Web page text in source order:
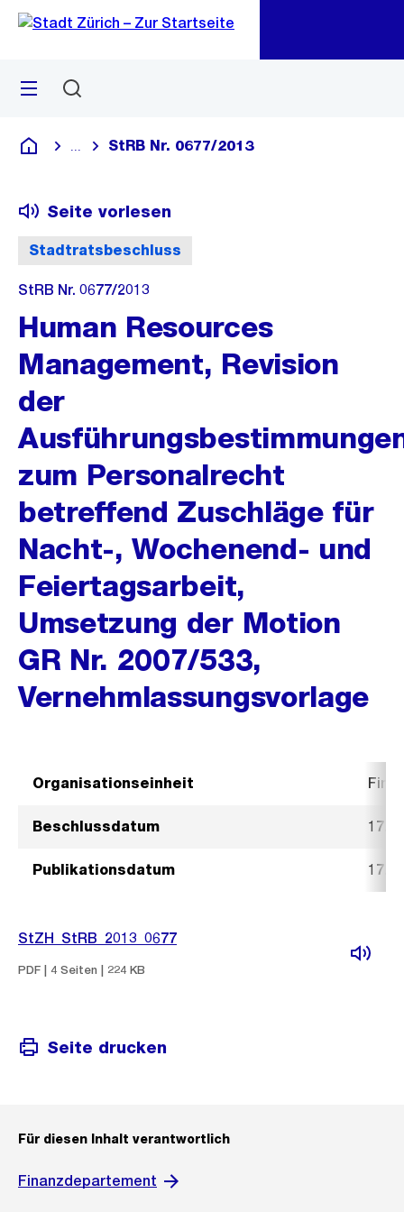
Navigation
Sprunglink
Menü
Deutsch
Blende alle Breadcrumbs ein
StRB Nr. 0677/2013
Stadtratsbeschluss
Seite vorlesen
StRB Nr. 0677/2013
Human Resources
Management, Revision
der
zum Personalrecht
betreffend Zuschläge für
Nacht-, Wochenend- und
Feiertagsarbeit,
Umsetzung der Motion
GR Nr. 2007/533,
Vernehmlassungsvorlage
Organisationseinheit
Beschlussdatum 17.
Publikationsdatum 17.
StZH_StRB_2013_0677
PDF | 4 Seiten | 224 KB
Seite drucken
Für diesen Inhalt verantwortlich
Finanzdepartement